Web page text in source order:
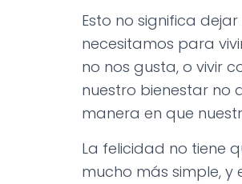
Esto no significa
necesitamos para
no nos gusta, o vivir
nuestro bienestar no
manera en que
La felicidad no tiene
mucho más simple,